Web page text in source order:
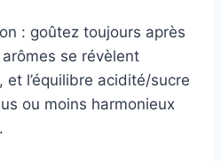
: goûtez toujours après
se révèlent
l’équilibre acidité/sucre
ou moins harmonieux